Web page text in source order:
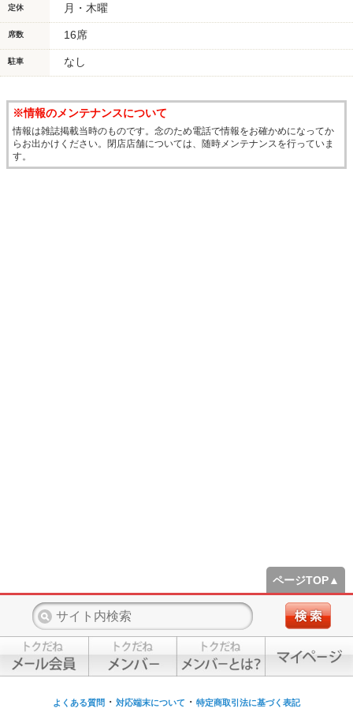
定休 月・木曜
席数 16席
駐車 なし
※情報のメンテナンスについて
情報は雑誌掲載当時のものです。念のため電話で情報をお確かめになってか
らお出かけください。閉店店舗については、随時メンテナンスを行っていま
す。
ページTOP▲
よくある質問 ・ 対応端末について ・ 特定商取引法に基づく表記